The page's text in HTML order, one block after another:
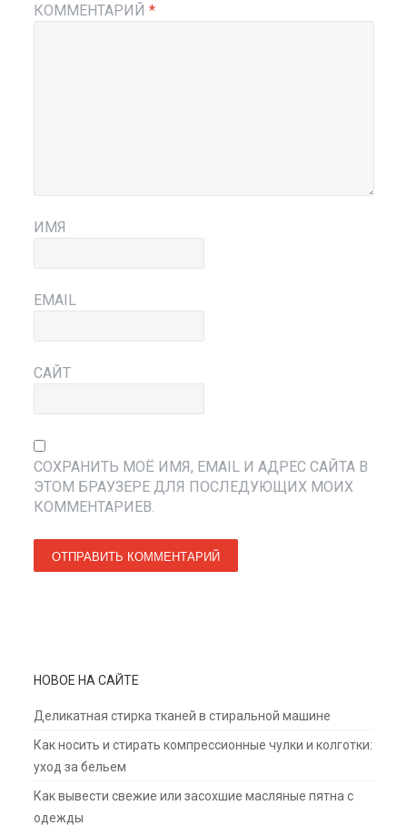
КОММЕНТАРИЙ*
ИМЯ
EMAIL
САЙТ
СОХРАНИТЬ МОЁ ИМЯ, EMAIL И АДРЕС САЙТА В
ЭТОМ БРАУЗЕРЕ ДЛЯ ПОСЛЕДУЮЩИХ МОИХ
КОММЕНТАРИЕВ.
НОВОЕ НА САЙТЕ
Деликатная стирка тканей в стиральной машине
Как носить и стирать компрессионные чулки и колготки:
уход за бельем
Как вывести свежие или засохшие масляные пятна с
одежды